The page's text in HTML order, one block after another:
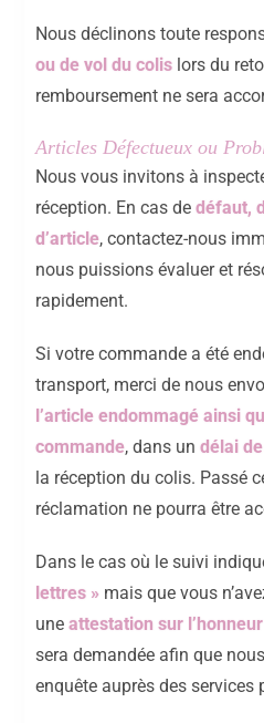
Nous déclinons toute
ou de vol du colis lors du
remboursement ne sera
Articles Défectueux ou
Nous vous invitons à
réception. En cas dedéfaut,
d’article, contactez-nous
nous puissions évaluer et
rapidement.
Si votre commande a été
transport, merci de nous
l’article endommagé ainsi
commande, dans undélai
la réception du colis. Passé
réclamation ne pourra être
Dans le cas où le suivi
lettres » mais que vous
uneattestation sur
sera demandée afin que
enquête auprès des services